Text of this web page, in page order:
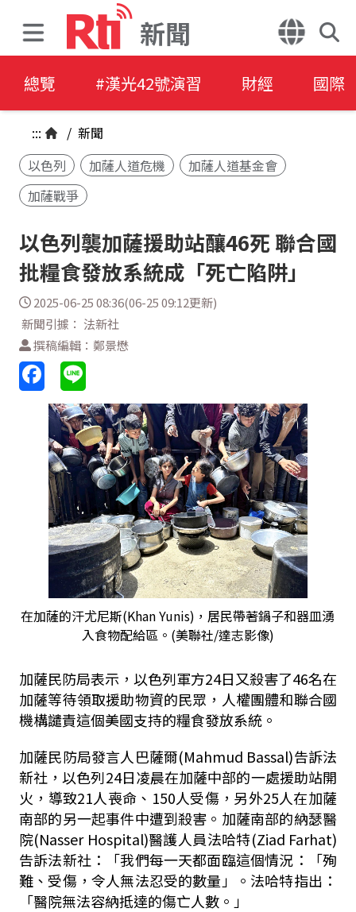
新聞
總覽 #漢光42號演習 財經 國際
::: / 新聞
以色列
加薩人道危機
加薩人道基金會
加薩戰爭
以色列襲加薩援助站釀46死 聯合國
批糧食發放系統成「死亡陷阱」
2025-06-25 08:36(06-25 09:12更新)
新聞引據： 法新社
撰稿編輯：鄭景懋
在加薩的汗尤尼斯(Khan Yunis)，居民帶著鍋子和器皿湧
入食物配給區。(美聯社/達志影像)
加薩民防局表示，以色列軍方24日又殺害了46名在
加薩等待領取援助物資的民眾，人權團體和聯合國
機構譴責這個美國支持的糧食發放系統。
加薩民防局發言人巴薩爾(Mahmud Bassal)告訴法
新社，以色列24日凌晨在加薩中部的一處援助站開
火，導致21人喪命、150人受傷，另外25人在加薩
南部的另一起事件中遭到殺害。加薩南部的納瑟醫
院(Nasser Hospital)醫護人員法哈特(Ziad Farhat)
告訴法新社：「我們每一天都面臨這個情況：「殉
難、受傷，令人無法忍受的數量」。法哈特指出：
「醫院無法容納抵達的傷亡人數。」